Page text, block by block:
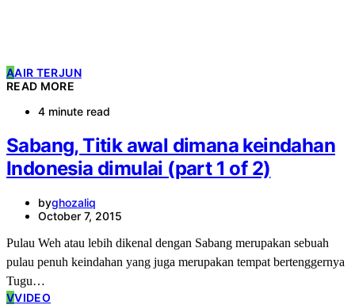
AAIR TERJUN
READ MORE
4 minute read
Sabang, Titik awal dimana keindahan
Indonesia dimulai (part 1 of 2)
byghozaliq
October 7, 2015
Pulau Weh atau lebih dikenal dengan Sabang merupakan sebuah
pulau penuh keindahan yang juga merupakan tempat bertenggernya
Tugu…
VVIDEO